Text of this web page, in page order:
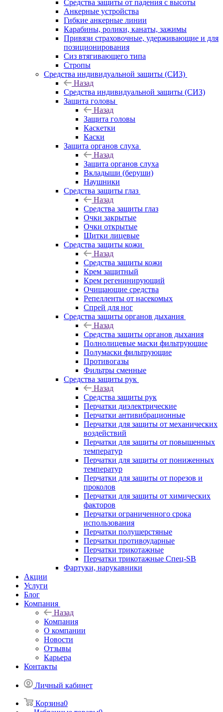
Средства защиты от падения с высоты
Анкерные устройства
Гибкие анкерные линии
Карабины, ролики, канаты, зажимы
Привязи страховочные, удерживающие и для
позиционирования
Сиз втягивающего типа
Стропы
Средства индивидуальной защиты (СИЗ)
Назад
Средства индивидуальной защиты (СИЗ)
Защита головы
Назад
Защита головы
Каскетки
Каски
Защита органов слуха
Назад
Защита органов слуха
Вкладыши (беруши)
Наушники
Средства защиты глаз
Назад
Средства защиты глаз
Очки закрытые
Очки открытые
Щитки лицевые
Средства защиты кожи
Назад
Средства защиты кожи
Крем защитный
Крем регенинирующий
Очищающие средства
Репелленты от насекомых
Спрей для ног
Средства защиты органов дыхания
Назад
Средства защиты органов дыхания
Полнолицевые маски фильтрующие
Полумаски фильтрующие
Противогазы
Фильтры сменные
Средства защиты рук
Назад
Средства защиты рук
Перчатки диэлектрические
Перчатки антивибрационные
Перчатки для защиты от механических
воздействий
Перчатки для защиты от повышенных
температур
Перчатки для защиты от пониженных
температур
Перчатки для защиты от порезов и
проколов
Перчатки для защиты от химических
факторов
Перчатки ограниченного срока
использования
Перчатки полушерстяные
Перчатки противоударные
Перчатки трикотажные
Перчатки трикотажные Спец-SB
Фартуки, нарукавники
Акции
Услуги
Блог
Компания
Назад
Компания
О компании
Новости
Отзывы
Карьера
Контакты
Личный кабинет
Корзина0